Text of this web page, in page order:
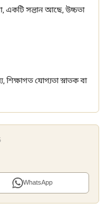
একটি সন্তান আছে, উচ্চতা
যোগ্যতা স্নাতক বা
WhatsApp